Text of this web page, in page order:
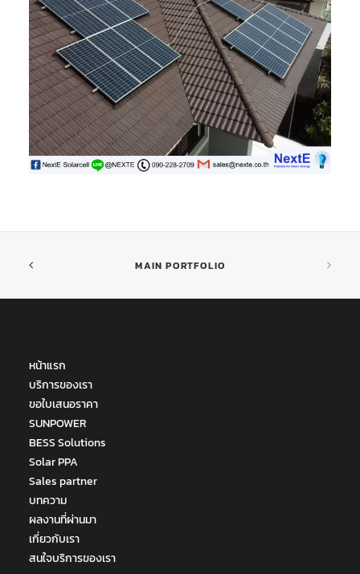
MAIN PORTFOLIO
หน้าแรก
บริการของเรา
ขอใบเสนอราคา
SUNPOWER
BESS Solutions
Solar PPA
Sales partner
บทความ
ผลงานที่ผ่านมา
เกี่ยวกับเรา
สนใจบริการของเรา